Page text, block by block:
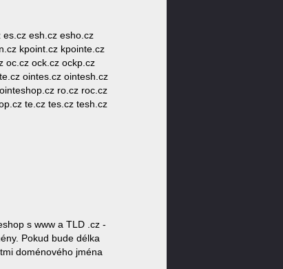
esh.cz esho.cz
kpoint.cz kpointe.cz
oc.cz ock.cz ockp.cz
ointes.cz ointesh.cz
ro.cz roc.cz
te.cz tes.cz tesh.cz
s www a TLD .cz -
Pokud bude délka
doménového jména